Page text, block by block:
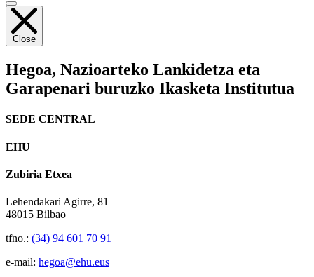
Close
Hegoa, Nazioarteko Lankidetza eta
Garapenari buruzko Ikasketa Institutua
SEDE CENTRAL
EHU
Zubiria Etxea
Lehendakari Agirre, 81
48015 Bilbao
tfno.: (34) 94 601 70 91
e-mail: hegoa@ehu.eus